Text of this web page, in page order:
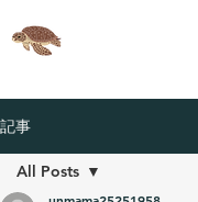
記事
All Posts